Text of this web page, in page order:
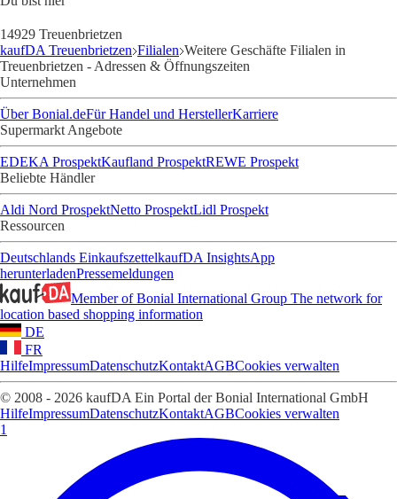
14929 Treuenbrietzen
kaufDA Treuenbrietzen Filialen Weitere Geschäfte Filialen in
Treuenbrietzen - Adressen & Öffnungszeiten
Unternehmen
Über Bonial.deFür Handel und HerstellerKarriere
Supermarkt Angebote
EDEKA ProspektKaufland ProspektREWE Prospekt
Beliebte Händler
Aldi Nord ProspektNetto ProspektLidl Prospekt
Ressourcen
Deutschlands EinkaufszettelkaufDA InsightsApp
herunterladenPressemeldungen
Member of Bonial International Group The network for
location based shopping information
DE
FR
HilfeImpressumDatenschutzKontaktAGBCookies verwalten
© 2008 - 2026 kaufDA Ein Portal der Bonial International GmbH
HilfeImpressumDatenschutzKontaktAGBCookies verwalten
1